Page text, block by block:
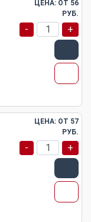
ЦЕНА: ОТ 56
РУБ.
- +
ЦЕНА: ОТ 57
РУБ.
- +